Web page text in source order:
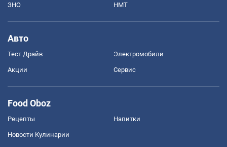
ЗНО НМТ
Авто
Тест Драйв Электромобили
Акции Сервис
Food Oboz
Рецепты Напитки
Новости Кулинарии